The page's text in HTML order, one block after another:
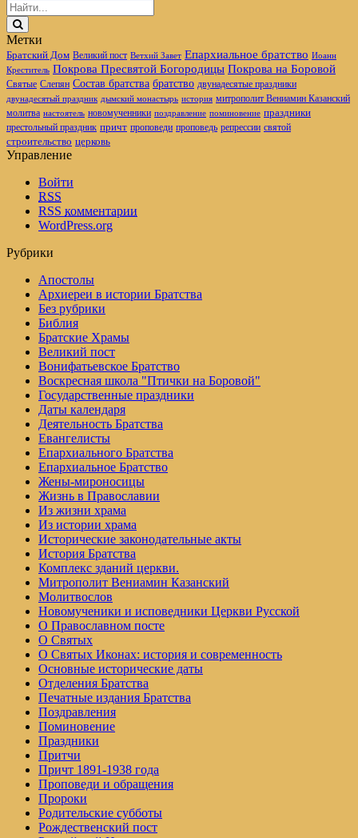
Метки
Братский Дом Великий пост Ветхий Завет Епархиальное братство Иоанн
Креститель Покрова Пресвятой Богородицы Покрова на Боровой
Святые Слепян Состав братства братство двунадесятые праздники
двунадесятый праздник дымский монастырь история митрополит Вениамин Казанский
молитва настоятель новомученники поздравление поминовение праздники
престольный праздник причт проповеди проповедь репрессии святой
строительство церковь
Управление
Войти
RSS
RSS комментарии
WordPress.org
Рубрики
Апостолы
Архиереи в истории Братства
Без рубрики
Библия
Братские Храмы
Великий пост
Вонифатьевское Братство
Воскресная школа "Птички на Боровой"
Государственные праздники
Даты календаря
Деятельность Братства
Евангелисты
Епархиального Братства
Епархиальное Братство
Жены-мироносицы
Жизнь в Православии
Из жизни храма
Из истории храма
Исторические законодательные акты
История Братства
Комплекс зданий церкви.
Митрополит Вениамин Казанский
Молитвослов
Но­во­му­че­ни­ки и ис­по­вед­ни­ки Церк­ви Рус­ской
О Православном посте
О Святых
О Святых Иконах: история и современность
Основные исторические даты
Отделения Братства
Печатные издания Братства
Поздравления
Поминовение
Праздники
Притчи
Причт 1891-1938 года
Проповеди и обращения
Пророки
Родительские субботы
Рождественский пост